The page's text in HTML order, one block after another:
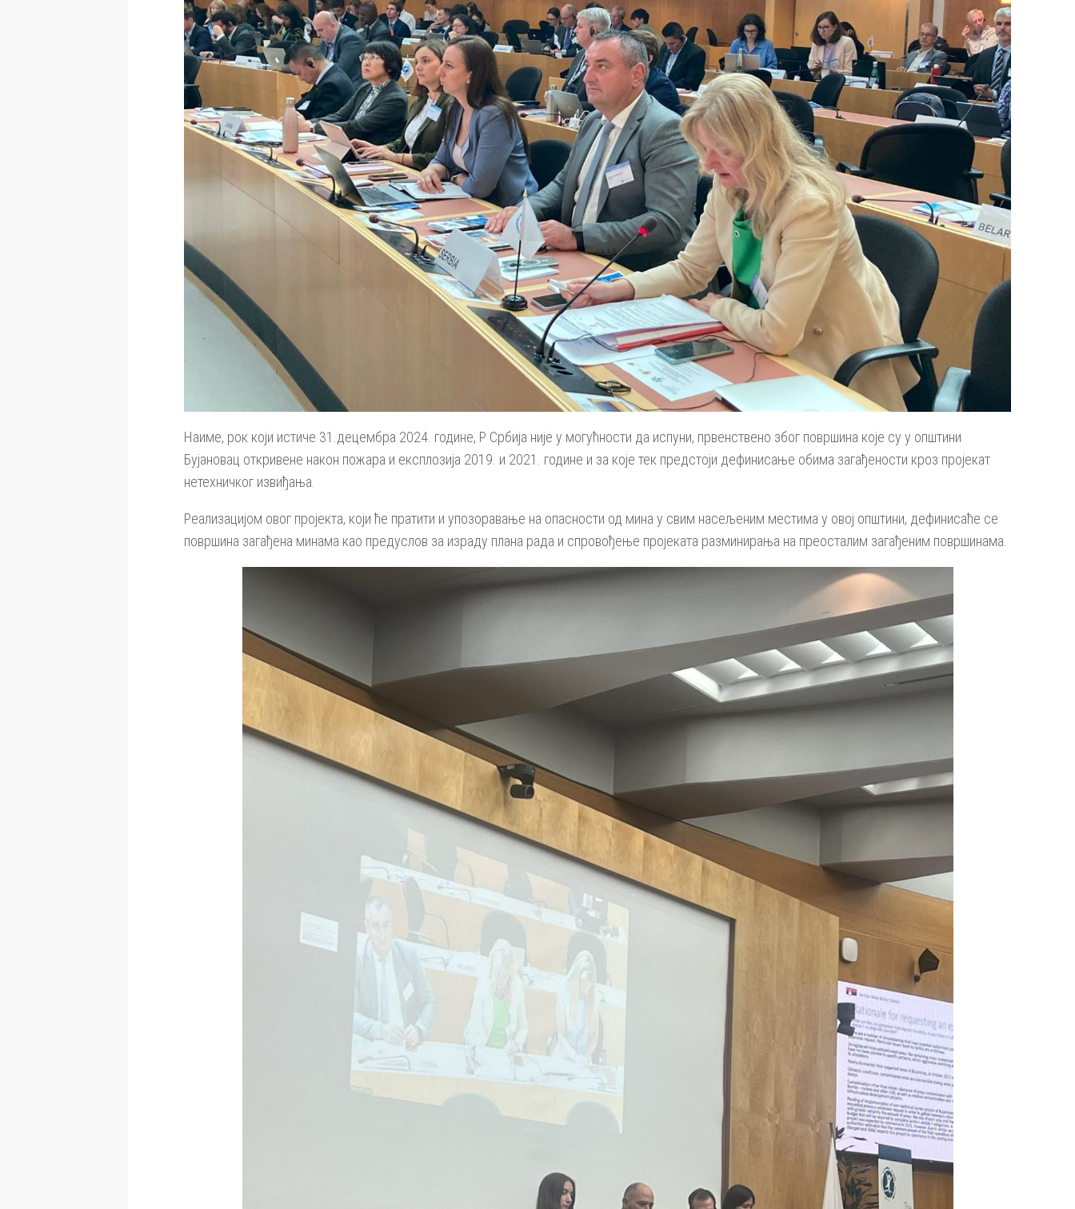
Наиме, рок који истиче 31.децембра 2024. године, Р Србија није у могућности да испуни, првенствено због површина које су у општини
Бујановац откривене након пожара и експлозија 2019. и 2021. године и за које тек предстоји дефинисање обима загађености кроз пројекат
нетехничког извиђања.
Реализацијом овог пројекта, који ће пратити и упозоравање на опасности од мина у свим насељеним местима у овој општини, дефинисаће се
површина загађена минама као предуслов за израду плана рада и спровођење пројеката разминирања на преосталим загађеним површинама.